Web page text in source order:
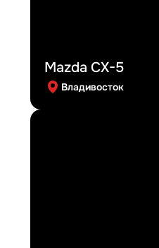
Mazda CX-5
Владивосток